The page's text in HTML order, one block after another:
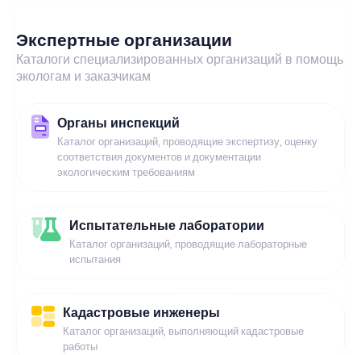
Экспертные организации
Каталоги специализированных организаций в помощь
экологам и заказчикам
Органы инспекций
Каталог организаций, проводящие экспертизу, оценку
соответствия документов и документации
экологическим требованиям
Испытательные лаборатории
Каталог организаций, проводящие лабораторные
испытания
Кадастровые инженеры
Каталог организаций, выполняющий кадастровые
работы